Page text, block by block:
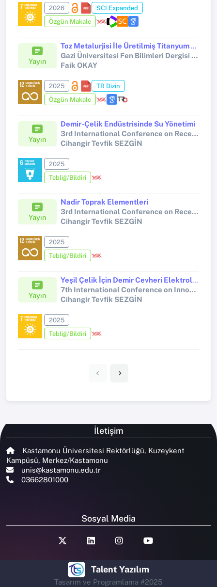
2026
SCI Expanded
Özgün Makale
Yayın
Toz Metalurjisi İle Üretilmiş Titanyum ve Titanyum Matrisli Bor Karbür Katkılı Kompozit Malzemelerin Farklı Karbür Matkaplarla Delinmesi
Gazi Üniversitesi Fen Bilimleri Dergisi Part C: Tasarım ve Teknoloji
Faik OKAY
2025
TR Dizin
Özgün Makale
Yayın
Demir-Çelik Endüstrisinde Su Yönetimi
3rd International Conference on Recent and Innovative Results in Engineering and Technology
Cihangir Tevfik SEZGİN
2025
Tebliğ/Bildiri
Yayın
Nadir Toprak Elementleri
3rd International Conference on Recent and Innovative Results in Engineering and Technology
Cihangir Tevfik SEZGİN
2025
Tebliğ/Bildiri
Yayın
Yeşil Çelik İçin Demir Cevheri Elektrolizi
7th International Conference on Innovative Academic Studies
Cihangir Tevfik SEZGİN
2025
Tebliğ/Bildiri
İletişim
Kastamonu Üniversitesi Rektörlüğü, Kuzeykent
Kampüsü, Merkez/Kastamonu
unis@kastamonu.edu.tr
03662801000
Sosyal Media
Talent Yazılım
Tasarım ve Programlama #2025